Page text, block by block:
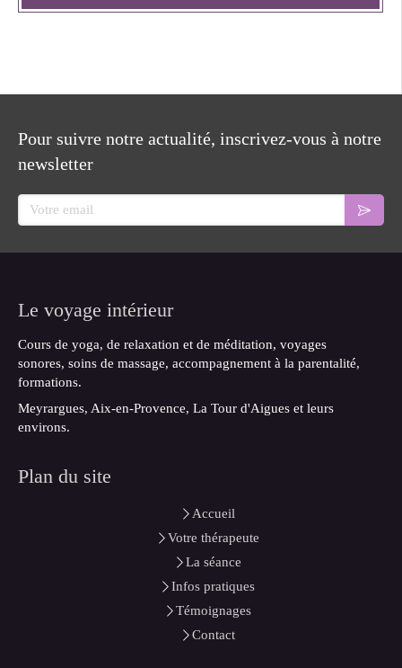
Pour suivre notre actualité, inscrivez-vous à notre
newsletter
Votre email
Le voyage intérieur
Cours de yoga, de relaxation et de méditation, voyages
sonores, soins de massage, accompagnement à la parentalité,
formations.
Meyrargues, Aix-en-Provence, La Tour d'Aigues et leurs
environs.
Plan du site
Accueil
Votre thérapeute
La séance
Infos pratiques
Témoignages
Contact